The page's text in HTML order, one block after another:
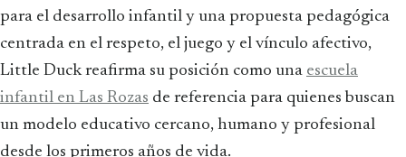
para el desarrollo infantil y una propuesta pedagógica
centrada en el respeto, el juego y el vínculo afectivo,
Little Duck reafirma su posición como una escuela
infantil en Las Rozas de referencia para quienes buscan
un modelo educativo cercano, humano y profesional
desde los primeros años de vida.